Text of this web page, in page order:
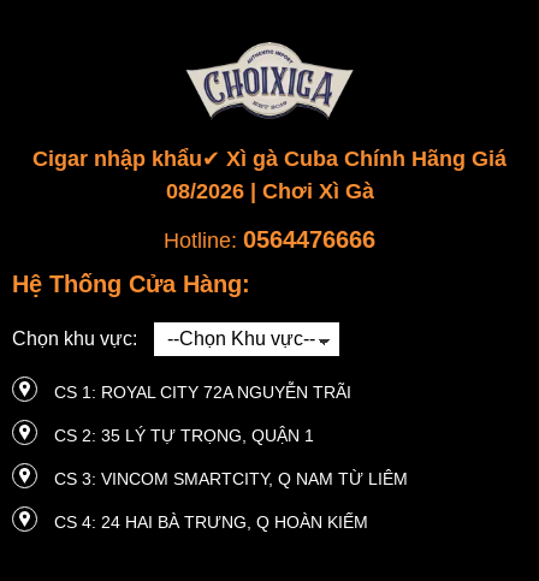
Cigar nhập khẩu✔️ Xì gà Cuba Chính Hãng Giá
08/2026 | Chơi Xì Gà
Hotline: 0564476666
Hệ Thống Cửa Hàng:
Chọn khu vực:
CS 1: ROYAL CITY 72A NGUYỄN TRÃI
CS 2: 35 LÝ TỰ TRỌNG, QUẬN 1
CS 3: VINCOM SMARTCITY, Q NAM TỪ LIÊM
CS 4: 24 HAI BÀ TRƯNG, ​​Q HOÀN KIẾM